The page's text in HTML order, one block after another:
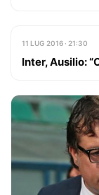
11 LUG 2016 · 21:30
Inter, Ausilio: